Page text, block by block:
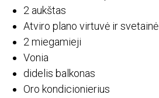
2 aukštas
Atviro plano virtuvė ir svetainė
2 miegamieji
Vonia
didelis balkonas
Oro kondicionierius